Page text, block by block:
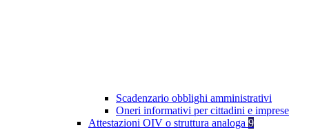
Scadenzario obblighi amministrativi
Oneri informativi per cittadini e imprese
Attestazioni OIV o struttura analoga 9